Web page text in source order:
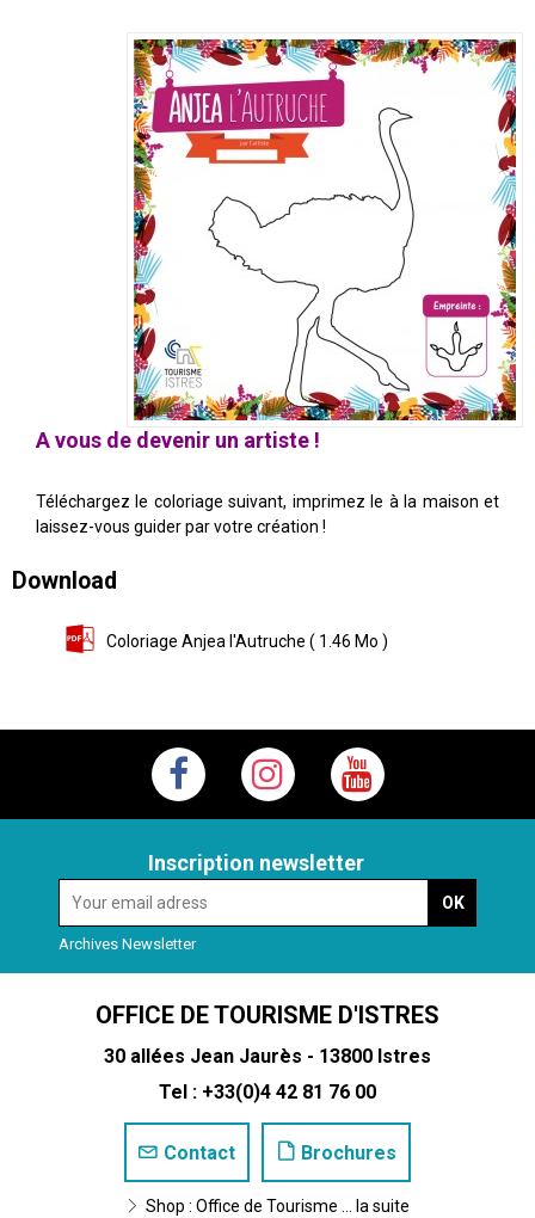
A vous de devenir un artiste !
Téléchargez le coloriage suivant, imprimez le à la maison et
laissez-vous guider par votre création !
Download
Coloriage Anjea l'Autruche ( 1.46 Mo )
Inscription newsletter
Archives Newsletter
OFFICE DE TOURISME D'ISTRES
30 allées Jean Jaurès - 13800 Istres
Tel : +33(0)4 42 81 76 00
Contact Brochures
Shop : Office de Tourisme ... la suite